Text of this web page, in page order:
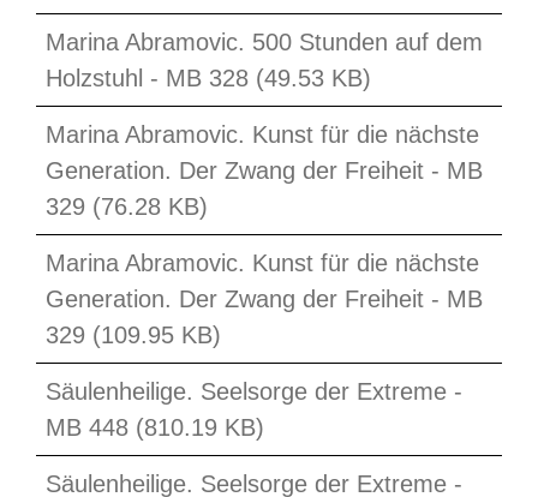
Marina Abramovic. 500 Stunden auf dem
Holzstuhl - MB 328 (49.53 KB)
Marina Abramovic. Kunst für die nächste
Generation. Der Zwang der Freiheit - MB
329 (76.28 KB)
Marina Abramovic. Kunst für die nächste
Generation. Der Zwang der Freiheit - MB
329 (109.95 KB)
Säulenheilige. Seelsorge der Extreme -
MB 448 (810.19 KB)
Säulenheilige. Seelsorge der Extreme -